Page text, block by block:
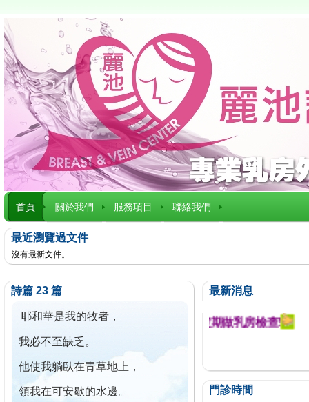
首頁 關於我們 服務項目 聯絡我們
最近瀏覽過文件
沒有最新文件。
詩篇 23 篇
耶和華是我的牧者，
我必不至缺乏。
他使我躺臥在青草地上，
領我在可安歇的水邊。
最新消息
迄今已篩檢出1700位乳癌患者,提醒您定期做乳房檢查!
門診時間